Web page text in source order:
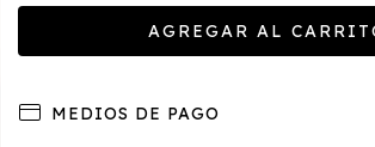
MEDIOS DE PAGO